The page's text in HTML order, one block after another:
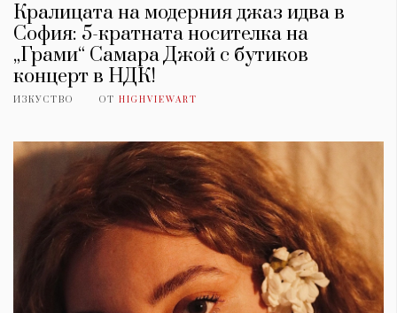
Кралицата на модерния джаз идва в
София: 5-кратната носителка на
„Грами“ Самара Джой с бутиков
концерт в НДК!
ИЗКУСТВО ОТ HIGHVIEWART